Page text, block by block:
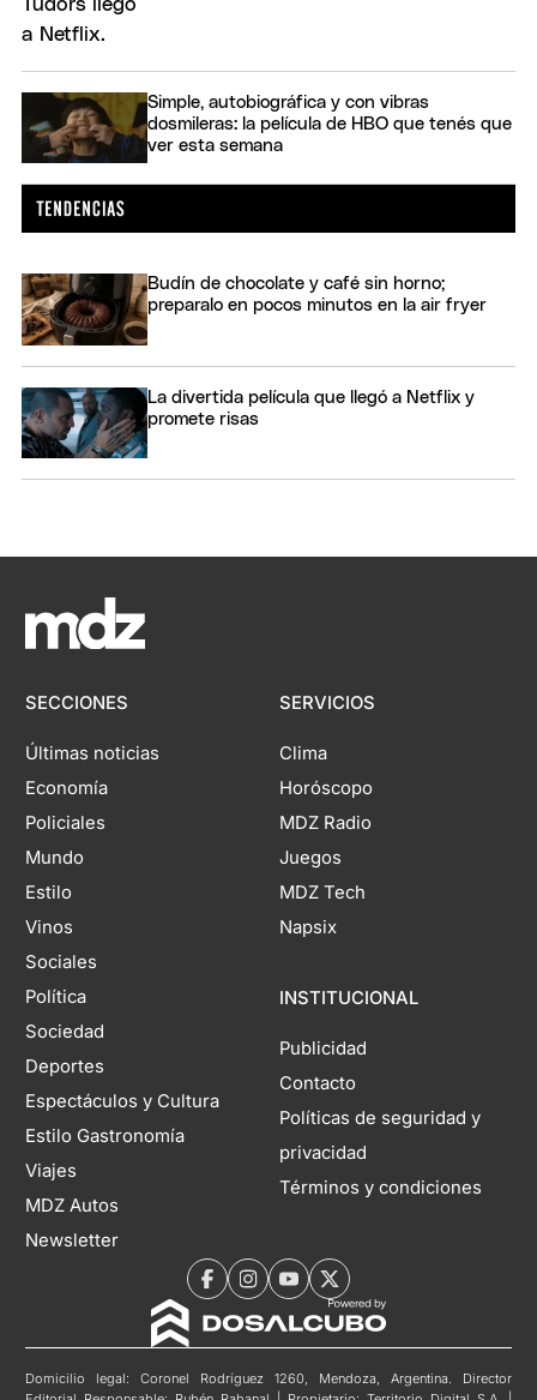
Simple, autobiográfica y con vibras
dosmileras: la película de HBO que tenés que
ver esta semana
Budín de chocolate y café sin horno;
preparalo en pocos minutos en la air fryer
La divertida película que llegó a Netflix y
promete risas
SECCIONES
Últimas noticias
Economía
Policiales
Mundo
Estilo
Vinos
Sociales
Política
Sociedad
Deportes
Espectáculos y Cultura
Estilo Gastronomía
Viajes
MDZ Autos
Newsletter
SERVICIOS
Clima
Horóscopo
MDZ Radio
Juegos
MDZ Tech
Napsix
INSTITUCIONAL
Publicidad
Contacto
Políticas de seguridad y
privacidad
Términos y condiciones
Domicilio legal: Coronel Rodríguez 1260, Mendoza, Argentina. Director